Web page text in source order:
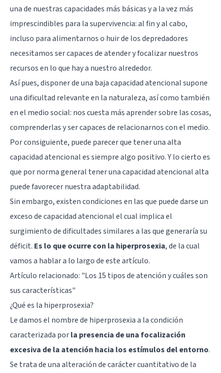
una de nuestras capacidades más básicas y a la vez más
imprescindibles para la supervivencia: al fin y al cabo,
incluso para alimentarnos o huir de los depredadores
necesitamos ser capaces de atender y focalizar nuestros
recursos en lo que hay a nuestro alrededor.
Así pues, disponer de una baja capacidad atencional supone
una dificultad relevante en la naturaleza, así como también
en el medio social: nos cuesta más aprender sobre las cosas,
comprenderlas y ser capaces de relacionarnos con el medio.
Por consiguiente, puede parecer que tener una alta
capacidad atencional es siempre algo positivo. Y lo cierto es
que por norma general tener una capacidad atencional alta
puede favorecer nuestra adaptabilidad.
Sin embargo, existen condiciones en las que puede darse un
exceso de capacidad atencional el cual implica el
surgimiento de dificultades similares a las que generaría su
déficit. Es lo que ocurre con la hiperprosexia, de la cual
vamos a hablar a lo largo de este artículo.
Artículo relacionado: "Los 15 tipos de atención y cuáles son
sus características"
¿Qué es la hiperprosexia?
Le damos el nombre de hiperprosexia a la condición
caracterizada porla presencia de una focalización
excesiva de la atención hacia los estímulos del entorno.
Se trata de una alteración de carácter cuantitativo de la